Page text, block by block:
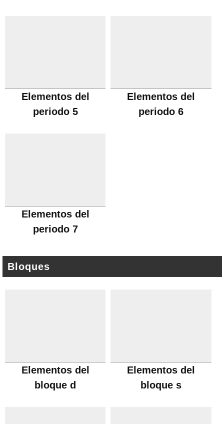
Elementos del
periodo 5
Elementos del
periodo 6
Elementos del
periodo 7
Bloques
Elementos del
bloque d
Elementos del
bloque s